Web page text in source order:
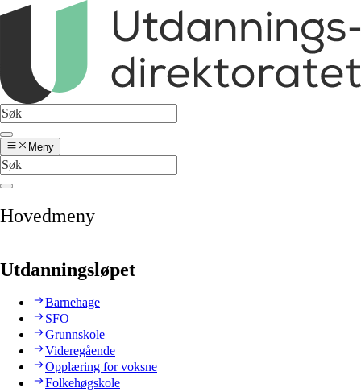
Meny
Hovedmeny
Utdanningsløpet
Barnehage
SFO
Grunnskole
Videregående
Opplæring for voksne
Folkehøgskole